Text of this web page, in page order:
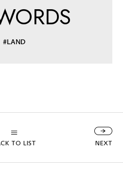
#LAND
TO LIST NEXT